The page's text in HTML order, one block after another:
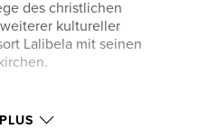
des christlichen
kultureller
Lalibela mit seinen
détails